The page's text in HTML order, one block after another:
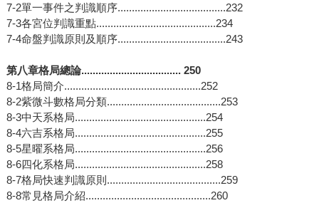
7-2單一事件之判識順序......................................232
7-3各宮位判識重點..........................................234
7-4命盤判識原則及順序......................................243
第八章格局總論................................... 250
8-1格局簡介................................................252
8-2紫微斗數格局分類........................................253
8-3中天系格局..............................................254
8-4六吉系格局..............................................255
8-5星曜系格局..............................................256
8-6四化系格局..............................................258
8-7格局快速判識原則........................................259
8-8常見格局介紹............................................260